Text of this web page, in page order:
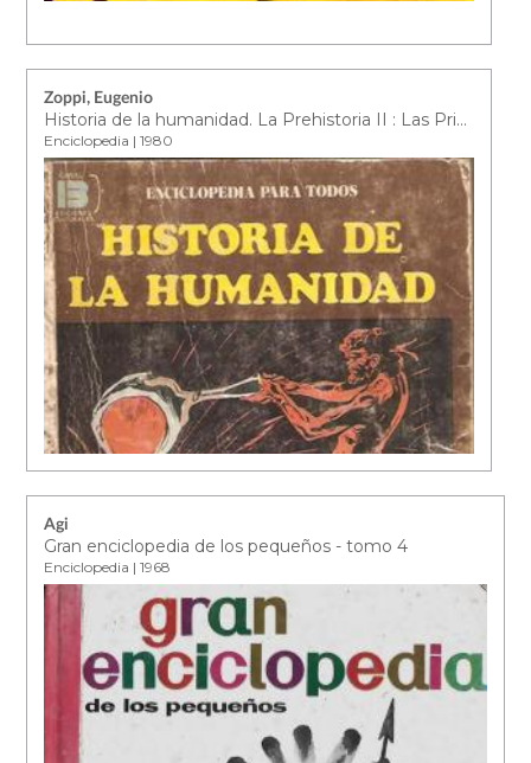
Zoppi, Eugenio
Historia de la humanidad. La Prehistoria II : Las Primeras Civilizaciones
Enciclopedia | 1980
Agi
Gran enciclopedia de los pequeños - tomo 4
Enciclopedia | 1968